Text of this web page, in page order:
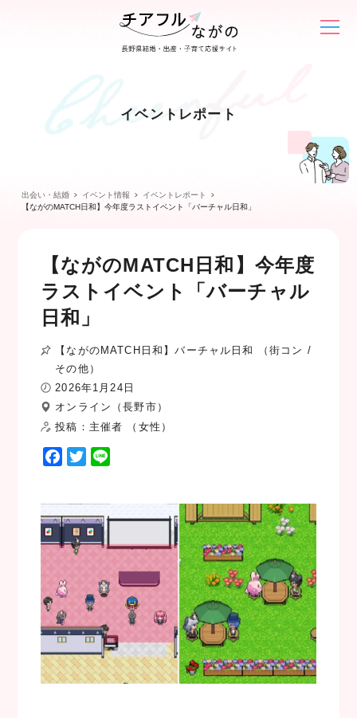
イベントレポート
出会い・結婚 イベント情報
イベントレポート
【ながのMATCH日和】今年度ラストイベント「バーチャル日和」
【ながのMATCH日和】今年度
ラストイベント「バーチャル
日和」
【ながのMATCH日和】バーチャル日和 （街コン /
その他）
2026年1月24日
オンライン（長野市）
投稿：主催者 （女性）
F
e
o
k
T
t
t